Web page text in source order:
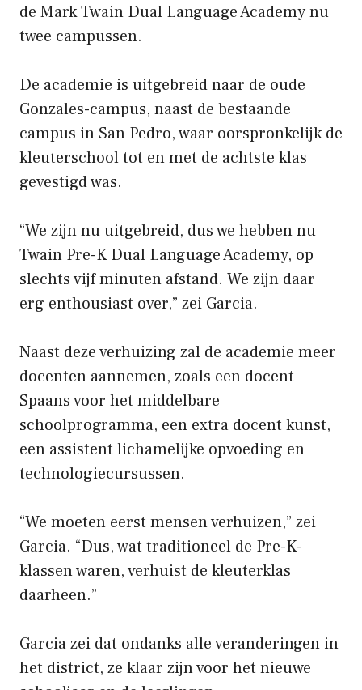
de Mark Twain Dual Language Academy nu
twee campussen.
De academie is uitgebreid naar de oude
Gonzales-campus, naast de bestaande
campus in San Pedro, waar oorspronkelijk de
kleuterschool tot en met de achtste klas
gevestigd was.
“We zijn nu uitgebreid, dus we hebben nu
Twain Pre-K Dual Language Academy, op
slechts vijf minuten afstand. We zijn daar
erg enthousiast over,” zei Garcia.
Naast deze verhuizing zal de academie meer
docenten aannemen, zoals een docent
Spaans voor het middelbare
schoolprogramma, een extra docent kunst,
een assistent lichamelijke opvoeding en
technologiecursussen.
“We moeten eerst mensen verhuizen,” zei
Garcia. “Dus, wat traditioneel de Pre-K-
klassen waren, verhuist de kleuterklas
daarheen.”
Garcia zei dat ondanks alle veranderingen in
het district, ze klaar zijn voor het nieuwe